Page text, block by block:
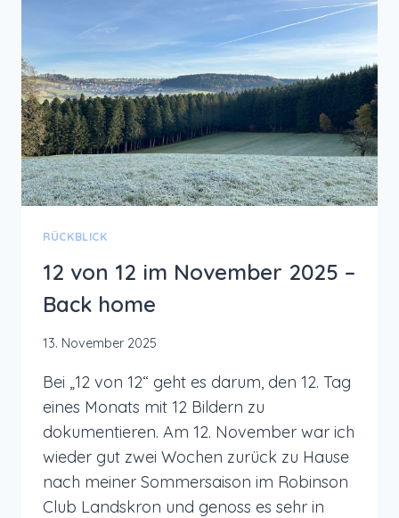
RÜCKBLICK
12 von 12 im November 2025 –
Back home
13. November 2025
Bei „12 von 12“ geht es darum, den 12. Tag
eines Monats mit 12 Bildern zu
dokumentieren. Am 12. November war ich
wieder gut zwei Wochen zurück zu Hause
nach meiner Sommersaison im Robinson
Club Landskron und genoss es sehr in